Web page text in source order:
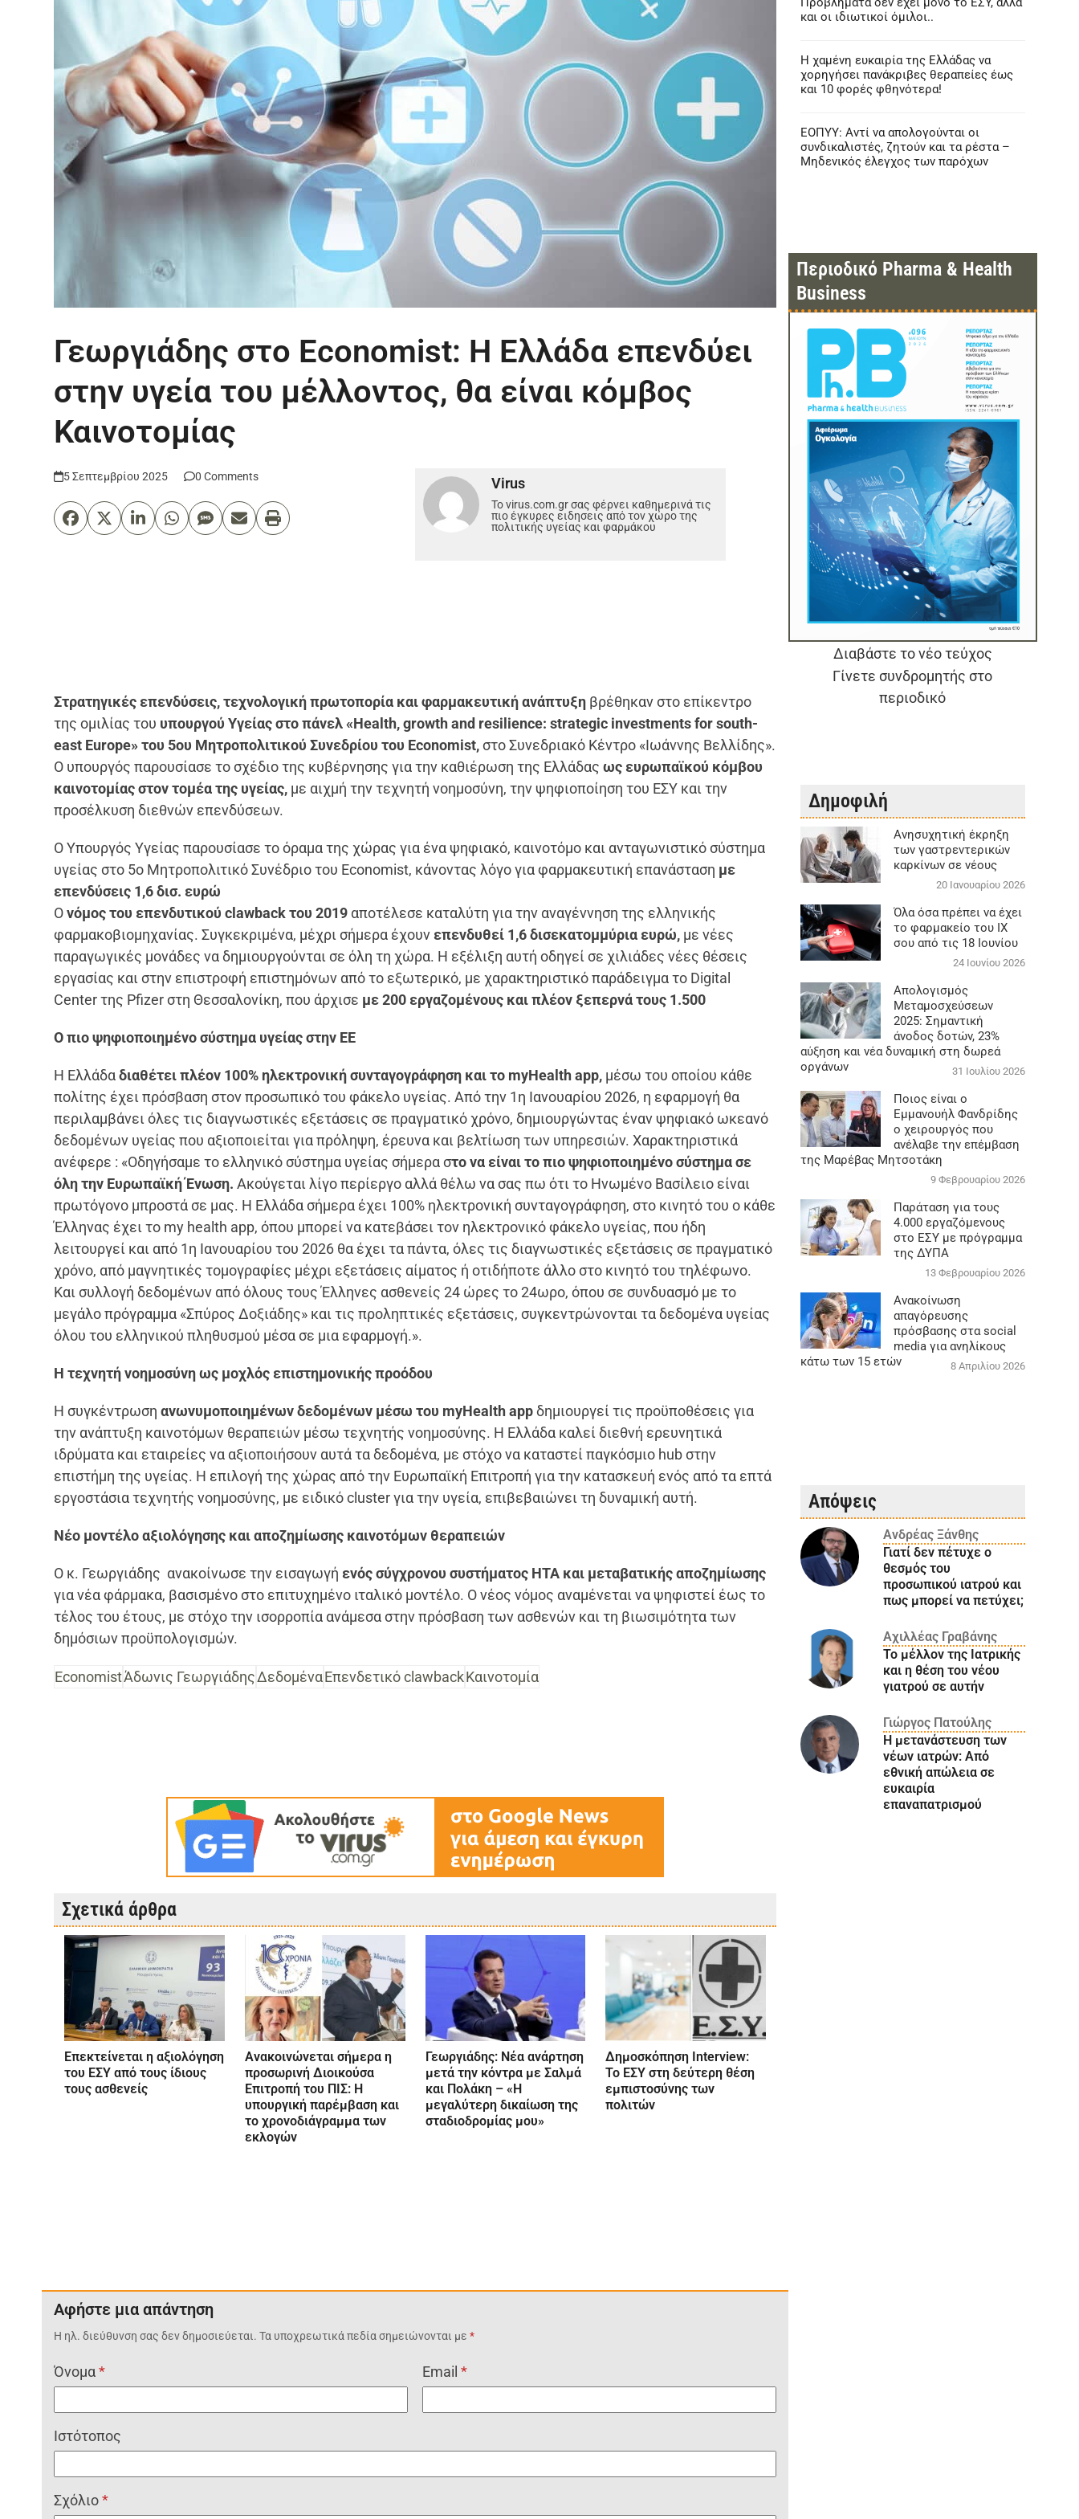
Γεωργιάδης στο Economist: Η Ελλάδα επενδύει
στην υγεία του μέλλοντος, θα είναι κόμβος
Καινοτομίας
5 Σεπτεμβρίου 2025 0 Comments Virus
Το virus.com.gr σας φέρνει καθημερινά τις
πιο έγκυρες ειδησεις από τον χώρο της
πολιτικής υγείας και φαρμάκου
Στρατηγικές επενδύσεις, τεχνολογική πρωτοπορία και φαρμακευτική ανάπτυξη βρέθηκαν στο επίκεντρο
της ομιλίας του υπουργού Υγείας στο πάνελ «Health, growth and resilience: strategic investments for south-
east Europe» του 5ου Μητροπολιτικού Συνεδρίου του Economist, στο Συνεδριακό Κέντρο «Ιωάννης Βελλίδης».
Ο υπουργός παρουσίασε το σχέδιο της κυβέρνησης για την καθιέρωση της Ελλάδαςως ευρωπαϊκού κόμβου
καινοτομίας στον τομέα της υγείας, με αιχμή την τεχνητή νοημοσύνη, την ψηφιοποίηση του ΕΣΥ και την
προσέλκυση διεθνών επενδύσεων.
Ο Υπουργός Υγείας παρουσίασε το όραμα της χώρας για ένα ψηφιακό, καινοτόμο και ανταγωνιστικό σύστημα
υγείας στο 5ο Μητροπολιτικό Συνέδριο του Economist, κάνοντας λόγο για φαρμακευτική επανάσταση με
επενδύσεις 1,6 δισ. ευρώ
Ονόμος του επενδυτικού clawback του 2019 αποτέλεσε καταλύτη για την αναγέννηση της ελληνικής
φαρμακοβιομηχανίας. Συγκεκριμένα, μέχρι σήμερα έχουν επενδυθεί 1,6 δισεκατομμύρια ευρώ, με νέες
παραγωγικές μονάδες να δημιουργούνται σε όλη τη χώρα. Η εξέλιξη αυτή οδηγεί σε χιλιάδες νέες θέσεις
εργασίας και στην επιστροφή επιστημόνων από το εξωτερικό, με χαρακτηριστικό παράδειγμα το Digital
Center της Pfizer στη Θεσσαλονίκη, που άρχισε με 200 εργαζομένους και πλέον ξεπερνά τους 1.500
Ο πιο ψηφιοποιημένο σύστημα υγείας στην ΕΕ
Η Ελλάδαδιαθέτει πλέον 100% ηλεκτρονική συνταγογράφηση και το myHealth app, μέσω του οποίου κάθε
πολίτης έχει πρόσβαση στον προσωπικό του φάκελο υγείας. Από την 1η Ιανουαρίου 2026, η εφαρμογή θα
περιλαμβάνει όλες τις διαγνωστικές εξετάσεις σε πραγματικό χρόνο, δημιουργώντας έναν ψηφιακό ωκεανό
δεδομένων υγείας που αξιοποιείται για πρόληψη, έρευνα και βελτίωση των υπηρεσιών. Χαρακτηριστικά
ανέφερε : «Οδηγήσαμε το ελληνικό σύστημα υγείας σήμερα στο να είναι το πιο ψηφιοποιημένο σύστημα σε
όλη την Ευρωπαϊκή Ένωση. Ακούγεται λίγο περίεργο αλλά θέλω να σας πω ότι το Ηνωμένο Βασίλειο είναι
πρωτόγονο μπροστά σε μας. Η Ελλάδα σήμερα έχει 100% ηλεκτρονική συνταγογράφηση, στο κινητό του ο κάθε
Έλληνας έχει το my health app, όπου μπορεί να κατεβάσει τον ηλεκτρονικό φάκελο υγείας, που ήδη
λειτουργεί και από 1η Ιανουαρίου του 2026 θα έχει τα πάντα, όλες τις διαγνωστικές εξετάσεις σε πραγματικό
χρόνο, από μαγνητικές τομογραφίες μέχρι εξετάσεις αίματος ή οτιδήποτε άλλο στο κινητό του τηλέφωνο.
Και συλλογή δεδομένων από όλους τους Έλληνες ασθενείς 24 ώρες το 24ωρο, όπου σε συνδυασμό με το
μεγάλο πρόγραμμα «Σπύρος Δοξιάδης» και τις προληπτικές εξετάσεις, συγκεντρώνονται τα δεδομένα υγείας
όλου του ελληνικού πληθυσμού μέσα σε μια εφαρμογή.».
Η τεχνητή νοημοσύνη ως μοχλός επιστημονικής προόδου
Η συγκέντρωση ανωνυμοποιημένων δεδομένων μέσω του myHealth app δημιουργεί τις προϋποθέσεις για
την ανάπτυξη καινοτόμων θεραπειών μέσω τεχνητής νοημοσύνης. Η Ελλάδα καλεί διεθνή ερευνητικά
ιδρύματα και εταιρείες να αξιοποιήσουν αυτά τα δεδομένα, με στόχο να καταστεί παγκόσμιο hub στην
επιστήμη της υγείας. Η επιλογή της χώρας από την Ευρωπαϊκή Επιτροπή για την κατασκευή ενός από τα επτά
εργοστάσια τεχνητής νοημοσύνης, με ειδικό cluster για την υγεία, επιβεβαιώνει τη δυναμική αυτή.
Νέο μοντέλο αξιολόγησης και αποζημίωσης καινοτόμων θεραπειών
Ο κ. Γεωργιάδης ανακοίνωσε την εισαγωγή ενός σύγχρονου συστήματος HTA και μεταβατικής αποζημίωσης
για νέα φάρμακα, βασισμένο στο επιτυχημένο ιταλικό μοντέλο. Ο νέος νόμος αναμένεται να ψηφιστεί έως το
τέλος του έτους, με στόχο την ισορροπία ανάμεσα στην πρόσβαση των ασθενών και τη βιωσιμότητα των
δημόσιων προϋπολογισμών.
EconomistΆδωνις ΓεωργιάδηςΔεδομέναΕπενδετικό clawbackΚαινοτομία
Σχετικά άρθρα
Επεκτείνεται η αξιολόγηση
του ΕΣΥ από τους ίδιους
τους ασθενείς
Ανακοινώνεται σήμερα η
προσωρινή Διοικούσα
Επιτροπή του ΠΙΣ: Η
υπουργική παρέμβαση και
το χρονοδιάγραμμα των
εκλογών
Γεωργιάδης: Νέα ανάρτηση
μετά την κόντρα με Σαλμά
και Πολάκη – «Η
μεγαλύτερη δικαίωση της
σταδιοδρομίας μου»
Δημοσκόπηση Interview:
Το ΕΣΥ στη δεύτερη θέση
εμπιστοσύνης των
πολιτών
Αφήστε μια απάντηση
Η ηλ. διεύθυνση σας δεν δημοσιεύεται. Τα υποχρεωτικά πεδία σημειώνονται με*
Όνομα* Email*
Ιστότοπος
Σχόλιο*
και οι ιδιωτικοί όμιλοι..
Η χαμένη ευκαιρία της Ελλάδας να
χορηγήσει πανάκριβες θεραπείες έως
και 10 φορές φθηνότερα!
ΕΟΠΥΥ: Αντί να απολογούνται οι
συνδικαλιστές, ζητούν και τα ρέστα –
Μηδενικός έλεγχος των παρόχων
Περιοδικό Pharma & Health
Business
Διαβάστε το νέο τεύχος
Γίνετε συνδρομητής στο
περιοδικό
Δημοφιλή
Aνησυχητική έκρηξη
των γαστρεντερικών
καρκίνων σε νέους
20 Ιανουαρίου 2026
Όλα όσα πρέπει να έχει
το φαρμακείο του ΙΧ
σου από τις 18 Ιουνίου
24 Ιουνίου 2026
Απολογισμός
Μεταμοσχεύσεων
2025: Σημαντική
άνοδος δοτών, 23%
αύξηση και νέα δυναμική στη δωρεά
οργάνων
31 Ιουλίου 2026
Ποιος είναι ο
Εμμανουήλ Φανδρίδης
ο χειρουργός που
ανέλαβε την επέμβαση
της Μαρέβας Μητσοτάκη
9 Φεβρουαρίου 2026
Παράταση για τους
4.000 εργαζόμενους
στο ΕΣΥ με πρόγραμμα
της ΔΥΠΑ
13 Φεβρουαρίου 2026
Ανακοίνωση
απαγόρευσης
πρόσβασης στα social
media για ανηλίκους
κάτω των 15 ετών
8 Απριλίου 2026
Απόψεις
Ανδρέας Ξάνθης
Γιατί δεν πέτυχε ο
θεσμός του
προσωπικού ιατρού και
πως μπορεί να πετύχει;
Αχιλλέας Γραβάνης
Το μέλλον της Ιατρικής
και η θέση του νέου
γιατρού σε αυτήν
Γιώργος Πατούλης
Η μετανάστευση των
νέων ιατρών: Aπό
εθνική απώλεια σε
ευκαιρία
επαναπατρισμού